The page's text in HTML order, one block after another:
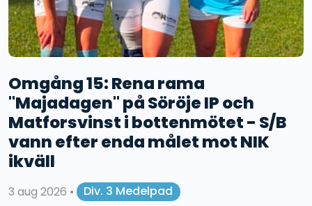
Omgång 15: Rena rama
"Majadagen" på Söröje IP och
Matforsvinst i bottenmötet - S/B
vann efter enda målet mot NIK
ikväll
3 aug 2026 •
Div. 3 Medelpad